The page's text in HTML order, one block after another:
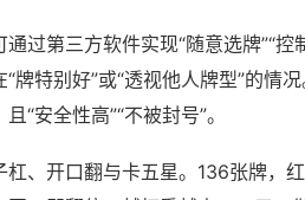
过第三方软件实现“随意选牌”“控
牌特别好”或“透视他人牌型”的情
“安全性高”“不被封号”。
、开口翻与卡五星。136张牌，